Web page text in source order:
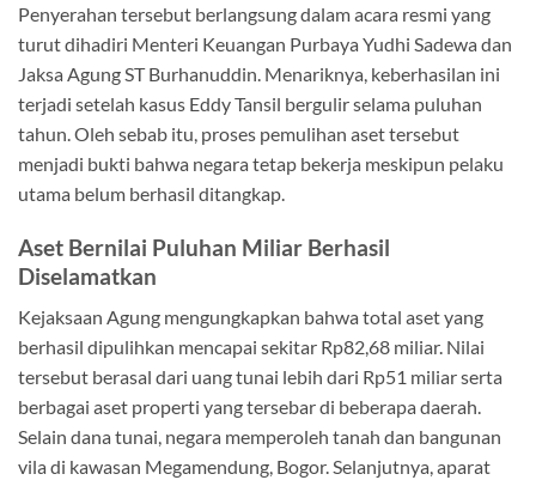
Penyerahan tersebut berlangsung dalam acara resmi yang
turut dihadiri Menteri Keuangan Purbaya Yudhi Sadewa dan
Jaksa Agung ST Burhanuddin. Menariknya, keberhasilan ini
terjadi setelah kasus Eddy Tansil bergulir selama puluhan
tahun. Oleh sebab itu, proses pemulihan aset tersebut
menjadi bukti bahwa negara tetap bekerja meskipun pelaku
utama belum berhasil ditangkap.
Aset Bernilai Puluhan Miliar Berhasil
Diselamatkan
Kejaksaan Agung mengungkapkan bahwa total aset yang
berhasil dipulihkan mencapai sekitar Rp82,68 miliar. Nilai
tersebut berasal dari uang tunai lebih dari Rp51 miliar serta
berbagai aset properti yang tersebar di beberapa daerah.
Selain dana tunai, negara memperoleh tanah dan bangunan
vila di kawasan Megamendung, Bogor. Selanjutnya, aparat